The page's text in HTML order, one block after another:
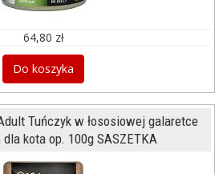
64,80 zł
Do koszyka
Tuńczyk w łososiowej galaretce
kota op. 100g SASZETKA